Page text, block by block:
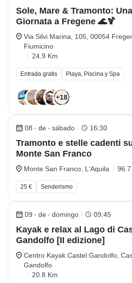
Sole, Mare & Tramonto: Una
Giornata a Fregene 🌊🍹
Via Silvi Marina, 105, 00054
Fiumicino
24.9 Km
Entrada gratis Playa, Piscina y Spa
+18
08 ‧ de ‧ sábado 16:30
Tramonto e stelle cadenti
Monte San Franco
Monte San Franco, L'Aquila 96.7
25 € Senderismo
09 ‧ de ‧ domingo 09:45
Kayak e relax al Lago di
Gandolfo [II edizione]
Centro Kayak Castel Gandolfo,
Gandolfo
20.8 Km